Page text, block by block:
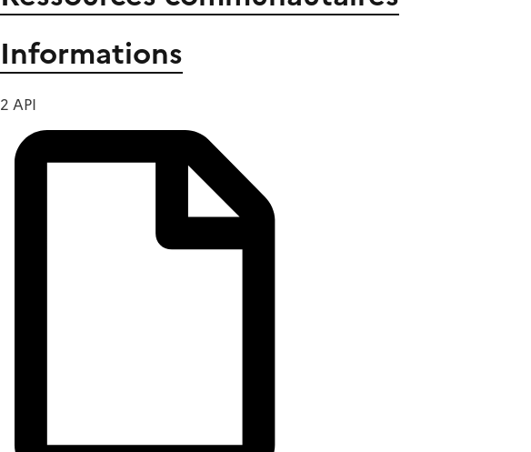
Informations
2 API